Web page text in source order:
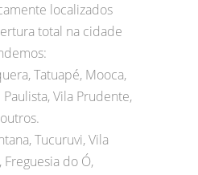
localizados
total na cidade
Tatuapé, Mooca,
Vila Prudente,
Tucuruvi, Vila
Freguesia do Ó,